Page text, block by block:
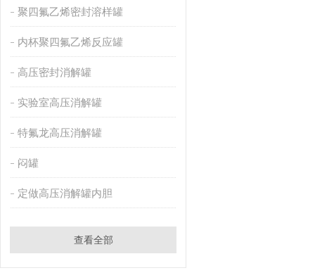
聚四氟乙烯密封溶样罐
内杯聚四氟乙烯反应罐
高压密封消解罐
实验室高压消解罐
特氟龙高压消解罐
闷罐
定做高压消解罐内胆
查看全部